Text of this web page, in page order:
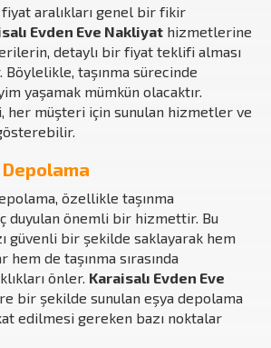
aralıkları genel bir fikir
Evden Eve Nakliyat hizmetlerine
detaylı bir fiyat teklifi alması
taşınma sürecinde
yaşamak mümkün olacaktır.
her müşteri için sunulan hizmetler ve
Depolama
özellikle taşınma
duyulan önemli bir hizmettir. Bu
güvenli bir şekilde saklayarak hem
de taşınma sırasında
önler. Karaisalı Evden Eve
bir şekilde sunulan eşya depolama
edilmesi gereken bazı noktalar